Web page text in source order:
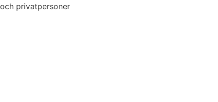
och privatpersoner